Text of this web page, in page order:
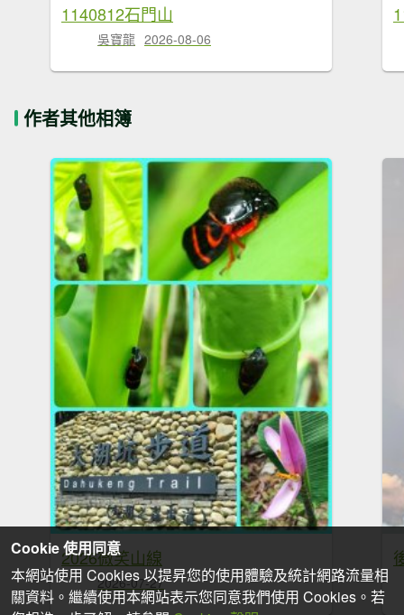
1140812石門山
吳寶龍 2026-08-06
作者其他相簿
2026微笑山線
2026-07-27
Cookie 使用同意
本網站使用 Cookies 以提昇您的使用體驗及統計網路流量相
關資料。繼續使用本網站表示您同意我們使用 Cookies。若